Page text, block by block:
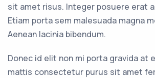
sit amet risus. Integer posuere erat
Etiam porta sem malesuada magna
Aenean lacinia bibendum.
Donec id elit non mi porta gravida at
mattis consectetur purus sit amet